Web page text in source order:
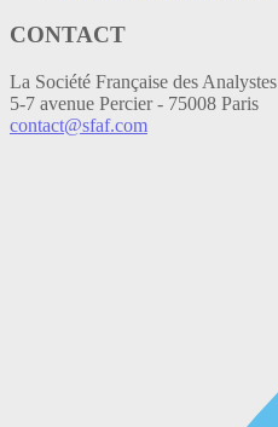
CONTACT
La Société Française des
5-7 avenue Percier - 75008 Paris
contact@sfaf.com